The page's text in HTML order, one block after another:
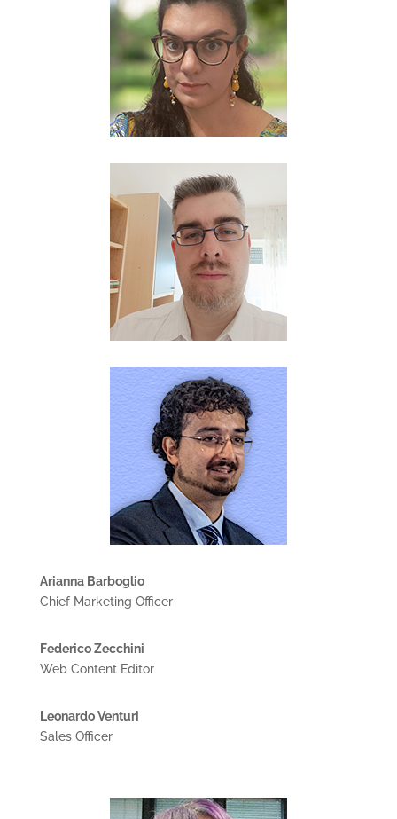
Arianna Barboglio
Chief Marketing Officer
Federico Zecchini
Web Content Editor
Leonardo Venturi
Sales Officer